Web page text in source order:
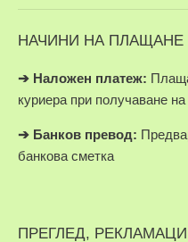
НАЧИНИ НА ПЛАЩАНЕ
➔ Наложен платеж:
куриера при получаване на
➔ Банков превод:
банкова сметка
ПРЕГЛЕД,